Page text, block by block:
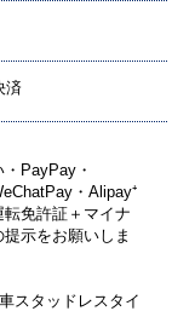
済
PayPay・
・Alipay⁺
免許証＋マイナ
示をお願いしま
スタッドレスタイ